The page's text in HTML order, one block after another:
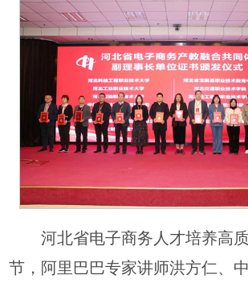
河北省电子商务人才培养高
节，阿里巴巴专家讲师洪方仁、